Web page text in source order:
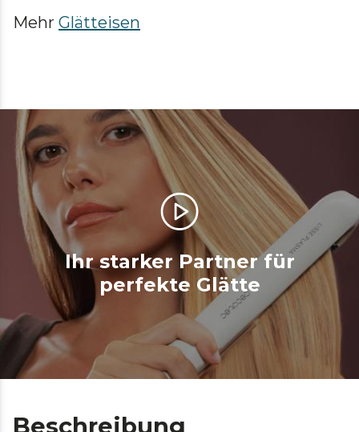
Mehr Glätteisen
Ihr starker Partner für
perfekte Glätte
Beschreibung